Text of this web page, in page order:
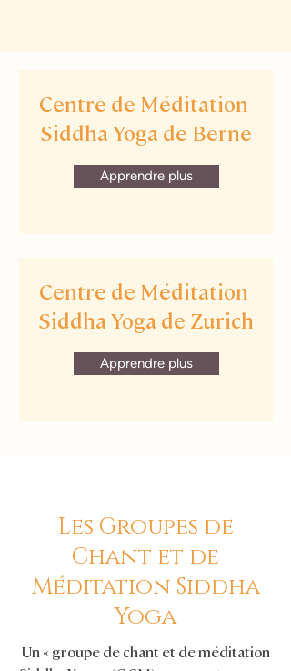
Centre de Méditation
Siddha Yoga de Berne
Apprendre plus
Centre de Méditation
Siddha Yoga de Zurich
Apprendre plus
Les Groupes de
Chant et de
Méditation Siddha
Yoga
Un « groupe de chant et de méditation